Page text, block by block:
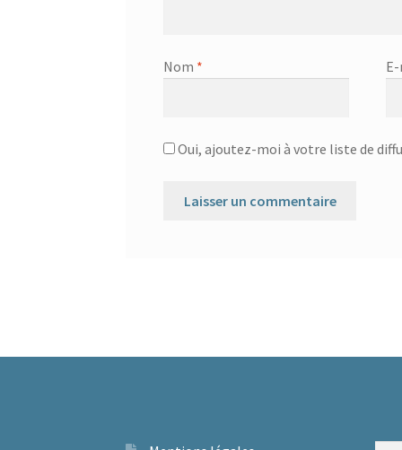
Nom *
Oui, ajoutez-moi à votre liste de